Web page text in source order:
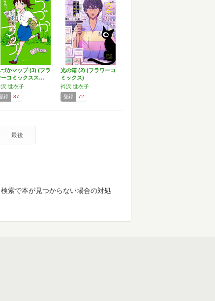
づかマップ (3) (フラ
ーコミックスス…
沢 世衣子
録 87
光の箱 (2) (フラワーコ
ミックス)
衿沢 世衣子
登録 72
最後
索で本が見つからない場合の対処